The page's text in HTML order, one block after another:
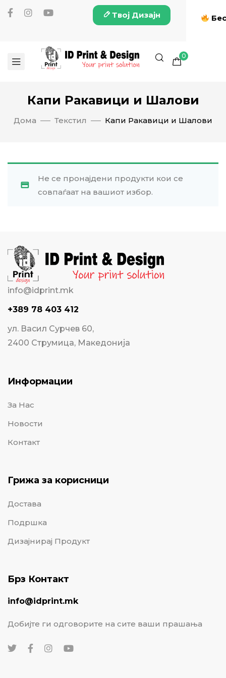
Твој Дизајн
0
Капи Ракавици и Шалови
Дома Текстил Капи Ракавици и Шалови
Не се пронајдени продукти кои се
совпаѓаат на вашиот избор.
info@idprint.mk
+389 78 403 412
ул. Васил Сурчев 60,
2400 Струмица, Македонија
Информации
За Нас
Новости
Контакт
Грижа за корисници
Достава
Подршка
Дизајнирај Продукт
Брз Контакт
info@idprint.mk
Добијте ги одговорите на сите ваши прашања